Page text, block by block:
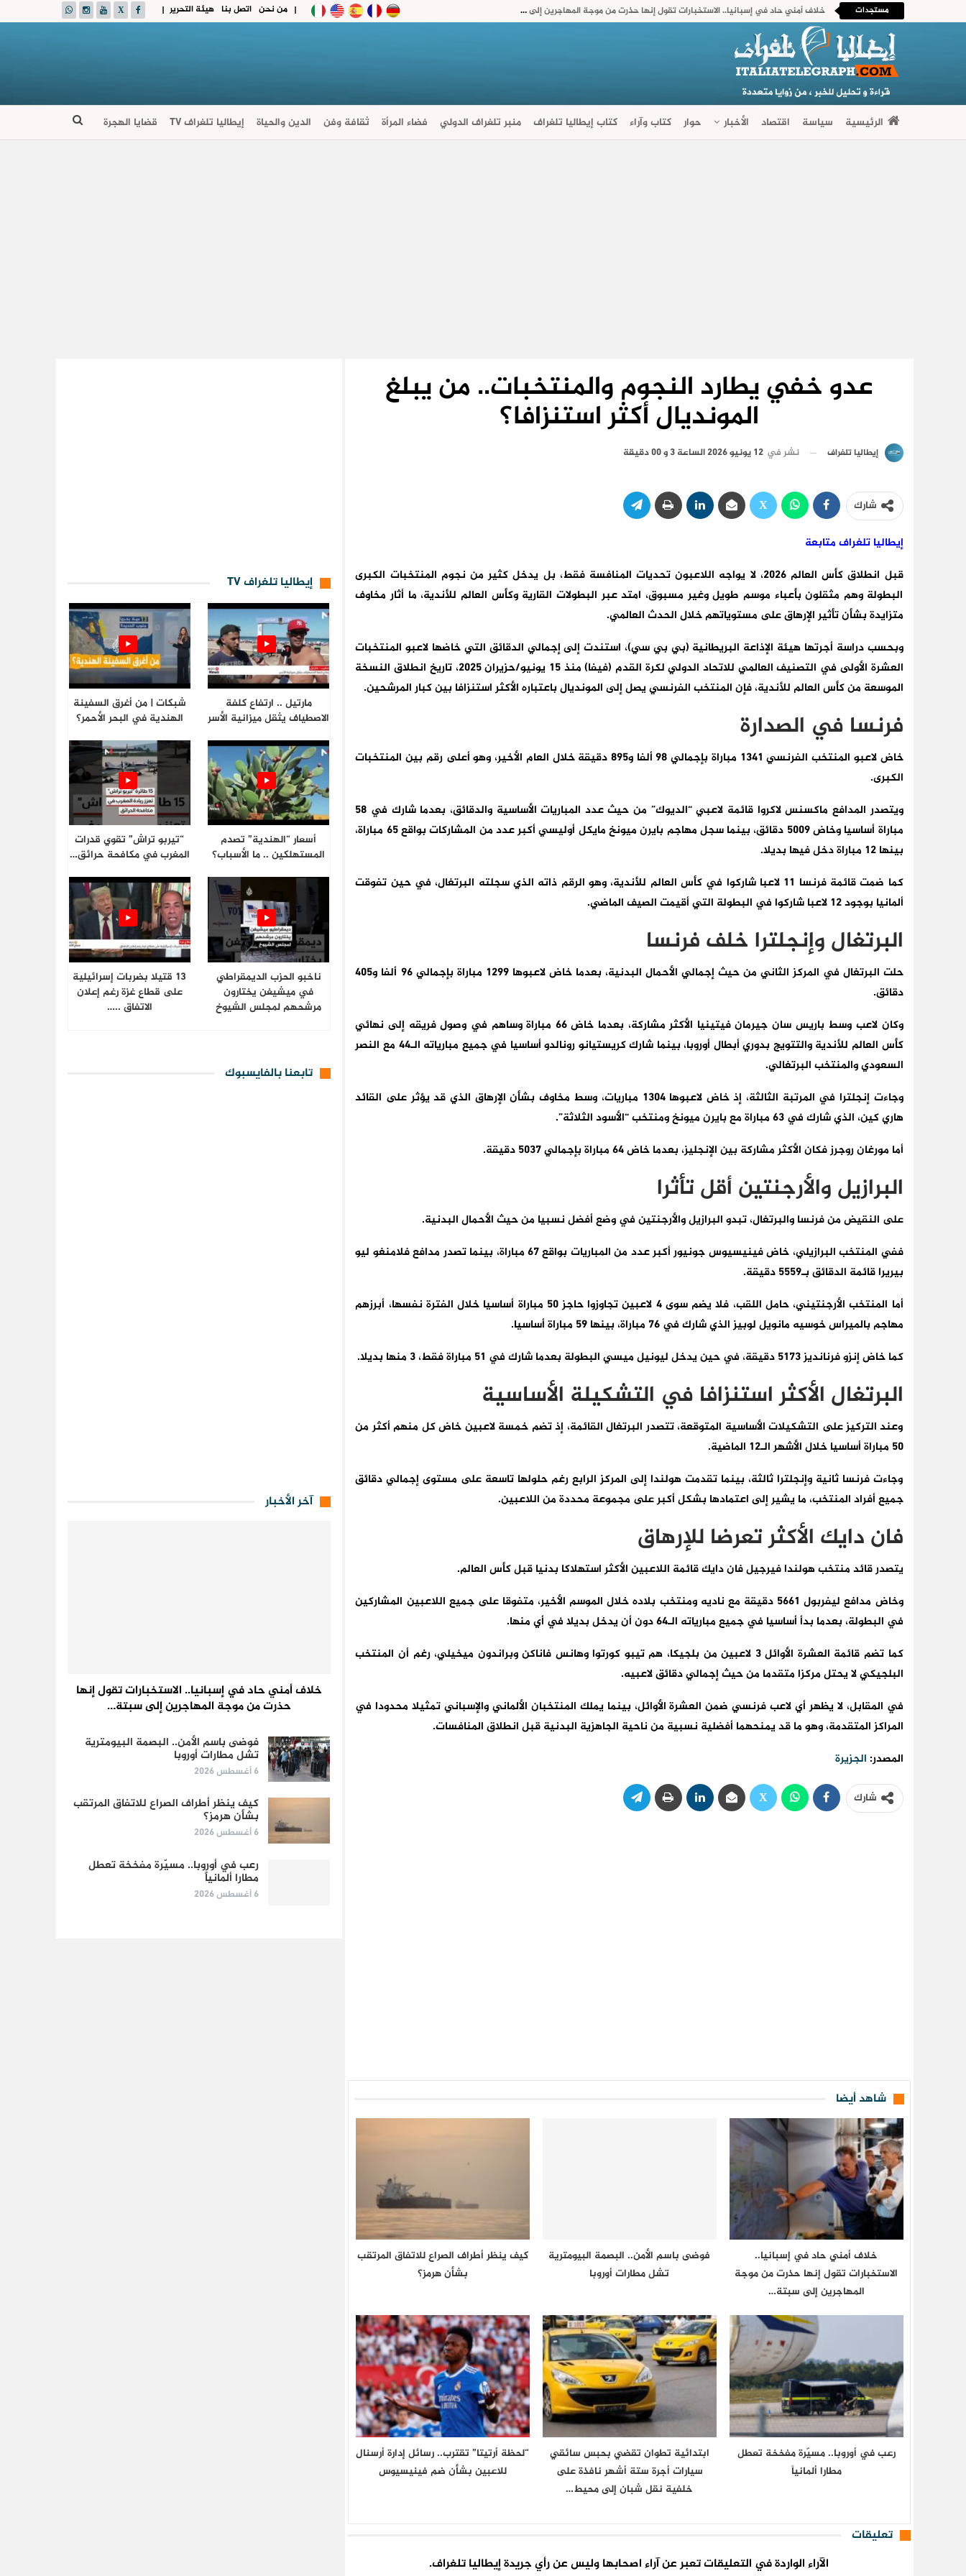
| هيئة التحرير اتصل بنا من نحن | مستجدات خلاف أمني حاد في إسبانيا.. الاستخبارات تقول إنها حذرت من موجة المهاجرين إلى سبتة والداخلية تنفي تلقي أي تقرير
الرئيسية سياسة اقتصاد الأخبار حوار كتاب وآراء كتاب إيطاليا تلغراف منبر تلغراف الدولي فضاء المرأة ثقافة وفن الدين والحياة إيطاليا تلغراف TV قضايا الهجرة
عدو خفي يطارد النجوم والمنتخبات.. من يبلغ
المونديال أكثر استنزافا؟
إيطاليا تلغراف نشر في 12 يونيو 2026 الساعة 3 و 00 دقيقة
شارك
إيطاليا تلغراف متابعة
قبل انطلاق كأس العالم 2026، لا يواجه اللاعبون تحديات المنافسة فقط، بل يدخل كثير من نجوم المنتخبات الكبرى
البطولة وهم مثقلون بأعباء موسم طويل وغير مسبوق، امتد عبر البطولات القارية وكأس العالم للأندية، ما أثار مخاوف
متزايدة بشأن تأثير الإرهاق على مستوياتهم خلال الحدث العالمي.
وبحسب دراسة أجرتها هيئة الإذاعة البريطانية (بي بي سي)، استندت إلى إجمالي الدقائق التي خاضها لاعبو المنتخبات
العشرة الأولى في التصنيف العالمي للاتحاد الدولي لكرة القدم (فيفا) منذ 15 يونيو/حزيران 2025، تاريخ انطلاق النسخة
الموسعة من كأس العالم للأندية، فإن المنتخب الفرنسي يصل إلى المونديال باعتباره الأكثر استنزافا بين كبار المرشحين.
فرنسا في الصدارة
خاض لاعبو المنتخب الفرنسي 1341 مباراة بإجمالي 98 ألفا و895 دقيقة خلال العام الأخير، وهو أعلى رقم بين المنتخبات
الكبرى.
ويتصدر المدافع ماكسنس لاكروا قائمة لاعبي “الديوك” من حيث عدد المباريات الأساسية والدقائق، بعدما شارك في 58
مباراة أساسيا وخاض 5009 دقائق، بينما سجل مهاجم بايرن ميونخ مايكل أوليسي أكبر عدد من المشاركات بواقع 65 مباراة،
بينها 12 مباراة دخل فيها بديلا.
كما ضمت قائمة فرنسا 11 لاعبا شاركوا في كأس العالم للأندية، وهو الرقم ذاته الذي سجلته البرتغال، في حين تفوقت
ألمانيا بوجود 12 لاعبا شاركوا في البطولة التي أقيمت الصيف الماضي.
البرتغال وإنجلترا خلف فرنسا
حلت البرتغال في المركز الثاني من حيث إجمالي الأحمال البدنية، بعدما خاض لاعبوها 1299 مباراة بإجمالي 96 ألفا و405
دقائق.
وكان لاعب وسط باريس سان جيرمان فيتينيا الأكثر مشاركة، بعدما خاض 66 مباراة وساهم في وصول فريقه إلى نهائي
كأس العالم للأندية والتتويج بدوري أبطال أوروبا، بينما شارك كريستيانو رونالدو أساسيا في جميع مبارياته الـ44 مع النصر
السعودي والمنتخب البرتغالي.
وجاءت إنجلترا في المرتبة الثالثة، إذ خاض لاعبوها 1304 مباريات، وسط مخاوف بشأن الإرهاق الذي قد يؤثر على القائد
هاري كين، الذي شارك في 63 مباراة مع بايرن ميونخ ومنتخب “الأسود الثلاثة”.
أما مورغان روجرز فكان الأكثر مشاركة بين الإنجليز، بعدما خاض 64 مباراة بإجمالي 5037 دقيقة.
البرازيل والأرجنتين أقل تأثرا
على النقيض من فرنسا والبرتغال، تبدو البرازيل والأرجنتين في وضع أفضل نسبيا من حيث الأحمال البدنية.
ففي المنتخب البرازيلي، خاض فينيسيوس جونيور أكبر عدد من المباريات بواقع 67 مباراة، بينما تصدر مدافع فلامنغو ليو
بيريرا قائمة الدقائق بـ5559 دقيقة.
أما المنتخب الأرجنتيني، حامل اللقب، فلا يضم سوى 4 لاعبين تجاوزوا حاجز 50 مباراة أساسيا خلال الفترة نفسها، أبرزهم
مهاجم بالميراس خوسيه مانويل لوبيز الذي شارك في 76 مباراة، بينها 59 مباراة أساسيا.
كما خاض إنزو فرنانديز 5173 دقيقة، في حين يدخل ليونيل ميسي البطولة بعدما شارك في 51 مباراة فقط، 3 منها بديلا.
البرتغال الأكثر استنزافا في التشكيلة الأساسية
وعند التركيز على التشكيلات الأساسية المتوقعة، تتصدر البرتغال القائمة، إذ تضم خمسة لاعبين خاض كل منهم أكثر من
50 مباراة أساسيا خلال الأشهر الـ12 الماضية.
وجاءت فرنسا ثانية وإنجلترا ثالثة، بينما تقدمت هولندا إلى المركز الرابع رغم حلولها تاسعة على مستوى إجمالي دقائق
جميع أفراد المنتخب، ما يشير إلى اعتمادها بشكل أكبر على مجموعة محددة من اللاعبين.
فان دايك الأكثر تعرضا للإرهاق
يتصدر قائد منتخب هولندا فيرجيل فان دايك قائمة اللاعبين الأكثر استهلاكا بدنيا قبل كأس العالم.
وخاض مدافع ليفربول 5661 دقيقة مع ناديه ومنتخب بلاده خلال الموسم الأخير، متفوقا على جميع اللاعبين المشاركين
في البطولة، بعدما بدأ أساسيا في جميع مبارياته الـ64 دون أن يدخل بديلا في أي منها.
كما تضم قائمة العشرة الأوائل 3 لاعبين من بلجيكا، هم تيبو كورتوا وهانس فاناكن وبراندون ميخيلي، رغم أن المنتخب
البلجيكي لا يحتل مركزا متقدما من حيث إجمالي دقائق لاعبيه.
في المقابل، لا يظهر أي لاعب فرنسي ضمن العشرة الأوائل، بينما يملك المنتخبان الألماني والإسباني تمثيلا محدودا في
المراكز المتقدمة، وهو ما قد يمنحهما أفضلية نسبية من ناحية الجاهزية البدنية قبل انطلاق المنافسات.
المصدر: الجزيرة
شارك
شاهد أيضا
خلاف أمني حاد في إسبانيا..
الاستخبارات تقول إنها حذرت من موجة
المهاجرين إلى سبتة…
فوضى باسم الأمن.. البصمة البيومترية
تشل مطارات أوروبا
كيف ينظر أطراف الصراع للاتفاق المرتقب
بشأن هرمز؟
رعب في أوروبا.. مسيّرة مفخخة تعطل
مطارا ألمانياً
ابتدائية تطوان تقضي بحبس سائقي
سيارات أجرة ستة أشهر نافذة على
خلفية نقل شبان إلى محيط…
“لحظة أرتيتا” تقترب.. رسائل إدارة أرسنال
للاعبين بشأن ضم فينيسيوس
تعليقات
الآراء الواردة في التعليقات تعبر عن آراء اصحابها وليس عن رأي جريدة إيطاليا تلغراف.
إيطاليا تلغراف TV
مارتيل .. ارتفاع كلفة
الاصطياف يثقل ميزانية الأسر
شبكات | من أغرق السفينة
الهندية في البحر الأحمر؟
أسعار “الهندية” تصدم
المستهلكين .. ما الأسباب؟
“تيربو تراش” تقوي قدرات
المغرب في مكافحة حرائق…
ناخبو الحزب الديمقراطي
في ميشيغن يختارون
مرشحهم لمجلس الشيوخ
13 قتيلا بضربات إسرائيلية
على قطاع غزة رغم إعلان
الاتفاق ..…
تابعنا بالفايسبوك
آخر الأخبار
خلاف أمني حاد في إسبانيا.. الاستخبارات تقول إنها
حذرت من موجة المهاجرين إلى سبتة…
فوضى باسم الأمن.. البصمة البيومترية
تشل مطارات أوروبا
6 أغسطس 2026
كيف ينظر أطراف الصراع للاتفاق المرتقب
بشأن هرمز؟
6 أغسطس 2026
رعب في أوروبا.. مسيّرة مفخخة تعطل
مطارا ألمانياً
6 أغسطس 2026